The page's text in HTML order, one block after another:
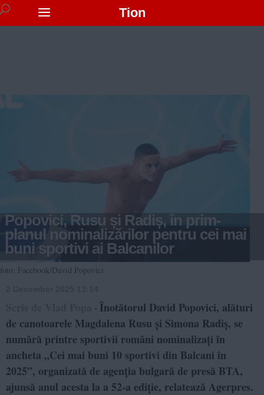
Tion
Popovici, Rusu și Radiș, în prim-
planul nominalizărilor pentru cei mai
buni sportivi ai Balcanilor
foto: Facebook/David Popovici
- Înotătorul David Popovici, alături
de canotoarele Magdalena Rusu și Simona Radiș, se
numără printre sportivii români nominalizați în
ancheta „Cei mai buni 10 sportivi din Balcani în
2025”, organizată de agenția bulgară de presă BTA,
ajunsă anul acesta la a 52-a ediție, relatează Agerpres.